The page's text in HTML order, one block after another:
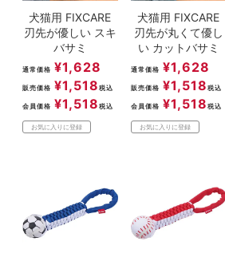
犬猫用 FIXCARE
刃先が優しい スキ
バサミ
通常価格 ¥1,628
販売価格 ¥1,518 税込
会員価格 ¥1,518 税込
お気に入りに登録
犬猫用 FIXCARE
刃先が丸くて優し
い カットバサミ
通常価格 ¥1,628
販売価格 ¥1,518 税込
会員価格 ¥1,518 税込
お気に入りに登録